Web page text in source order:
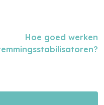
Hoe goed werken